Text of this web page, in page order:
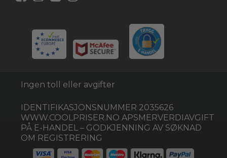
Ingen toll eller avgifter
IDENTIFIKASJONSNUMMER 2035626
WWW.COOLPRISER.NO APSMERVERDIAVGIFT
PÅ E-HANDEL – GODKJENNING AV SØKNAD
OM REGISTRERING